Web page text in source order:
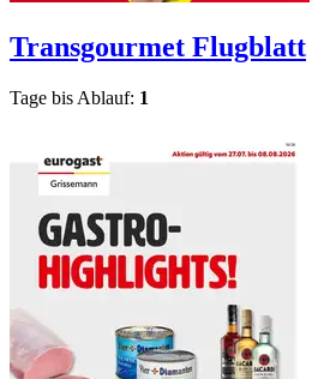
Transgourmet Flugblatt
Tage bis Ablauf: 1